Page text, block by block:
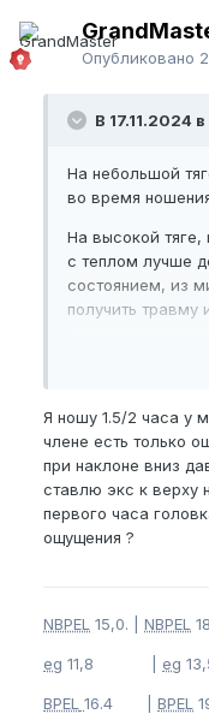
Опубликовано
В 17.11.2024
На небольшой
во время
На высокой тяге,
с теплом лучше
состоянием, из
получить травму
устраивает, то
от него даже
Я ношу 1.5/2 часа у
члене есть только
при наклоне вниз
ставлю экс к верху
первого часа
ощущения ?
NBPEL 15,0. | NBPEL
eg 11,8 | eg
BPEL 16.4 | BPEL